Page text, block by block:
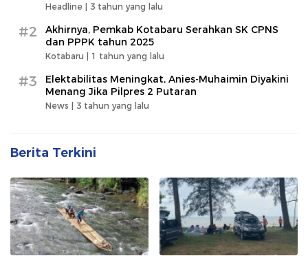
Headline | 3 tahun yang lalu
#2
Akhirnya, Pemkab Kotabaru Serahkan SK CPNS
dan PPPK tahun 2025
Kotabaru | 1 tahun yang lalu
#3
Elektabilitas Meningkat, Anies-Muhaimin Diyakini
Menang Jika Pilpres 2 Putaran
News | 3 tahun yang lalu
Berita Terkini